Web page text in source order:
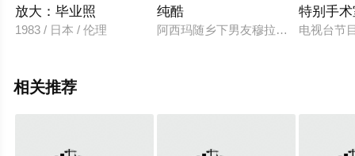
放大：毕业照
1983 / 日本 / 伦理
纯酷
阿西玛随乡下男友穆拉特回家乡拜见
特别手
电视台节
相关推荐